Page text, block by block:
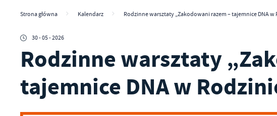
Strona główna Kalendarz Rodzinne warsztaty „Zakodowani razem – tajemnice DNA w
30 - 05 - 2026
Rodzinne warsztaty
tajemnice DNA w